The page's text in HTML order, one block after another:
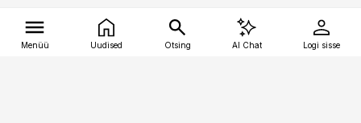
Menüü Uudised Otsing AI Chat Logi sisse